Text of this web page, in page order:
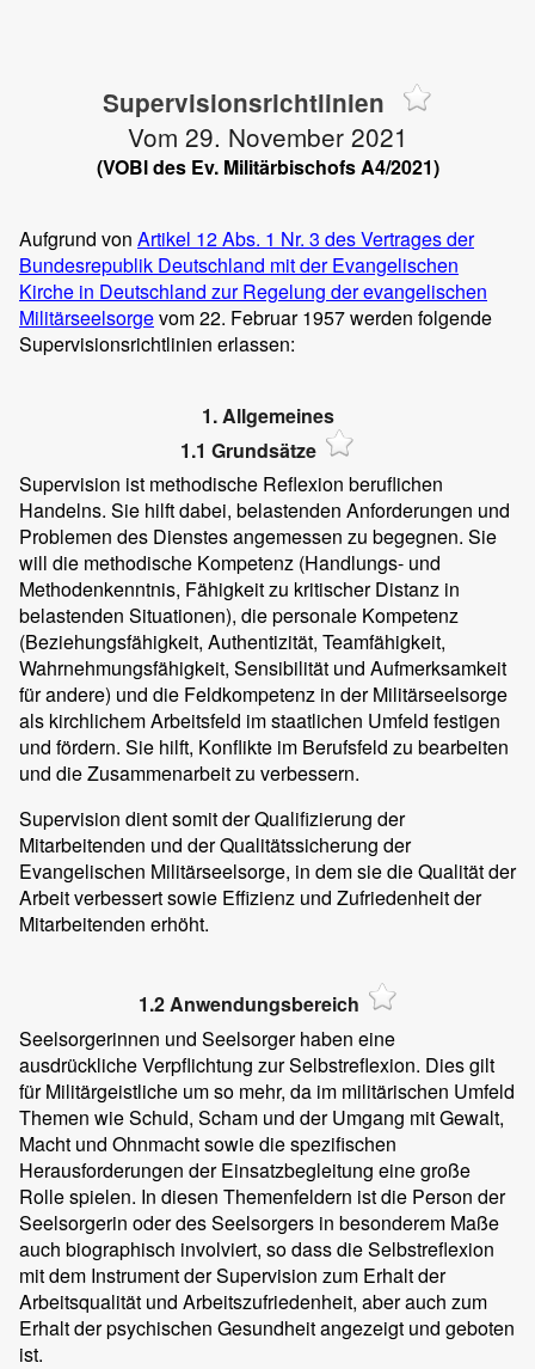
Supervisionsrichtlinien
Vom 29. November 2021
(VOBl des Ev. Militärbischofs A4/2021)
Aufgrund von Artikel 12 Abs. 1 Nr. 3 des Vertrages der
Bundesrepublik Deutschland mit der Evangelischen
Kirche in Deutschland zur Regelung der evangelischen
Militärseelsorgevom 22. Februar 1957 werden folgende
Supervisionsrichtlinien erlassen:
1. Allgemeines
1.1 Grundsätze
Supervision ist methodische Reflexion beruflichen
Handelns. Sie hilft dabei, belastenden Anforderungen und
Problemen des Dienstes angemessen zu begegnen. Sie
will die methodische Kompetenz (Handlungs- und
Methodenkenntnis, Fähigkeit zu kritischer Distanz in
belastenden Situationen), die personale Kompetenz
(Beziehungsfähigkeit, Authentizität, Teamfähigkeit,
Wahrnehmungsfähigkeit, Sensibilität und Aufmerksamkeit
für andere) und die Feldkompetenz in der Militärseelsorge
als kirchlichem Arbeitsfeld im staatlichen Umfeld festigen
und fördern. Sie hilft, Konflikte im Berufsfeld zu bearbeiten
und die Zusammenarbeit zu verbessern.
Supervision dient somit der Qualifizierung der
Mitarbeitenden und der Qualitätssicherung der
Evangelischen Militärseelsorge, in dem sie die Qualität der
Arbeit verbessert sowie Effizienz und Zufriedenheit der
Mitarbeitenden erhöht.
1.2 Anwendungsbereich
Seelsorgerinnen und Seelsorger haben eine
ausdrückliche Verpflichtung zur Selbstreflexion. Dies gilt
für Militärgeistliche um so mehr, da im militärischen Umfeld
Themen wie Schuld, Scham und der Umgang mit Gewalt,
Macht und Ohnmacht sowie die spezifischen
Herausforderungen der Einsatzbegleitung eine große
Rolle spielen. In diesen Themenfeldern ist die Person der
Seelsorgerin oder des Seelsorgers in besonderem Maße
auch biographisch involviert, so dass die Selbstreflexion
mit dem Instrument der Supervision zum Erhalt der
Arbeitsqualität und Arbeitszufriedenheit, aber auch zum
Erhalt der psychischen Gesundheit angezeigt und geboten
ist.